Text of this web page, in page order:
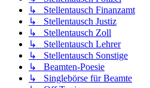
↳ Stellentausch Finanzamt
↳ Stellentausch Justiz
↳ Stellentausch Zoll
↳ Stellentausch Lehrer
↳ Stellentausch Sonstige
↳ Beamten-Poesie
↳ Singlebörse für Beamte